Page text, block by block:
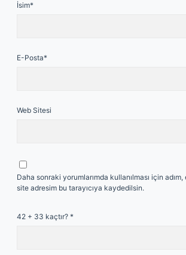
İsim*
E-Posta*
Web Sitesi
Daha sonraki yorumlarımda kullanılması için
site adresim bu tarayıcıya kaydedilsin.
42 + 33 kaçtır? *